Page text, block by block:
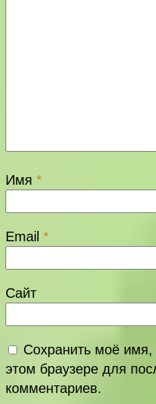
Имя *
Email *
Сайт
Сохранить моё имя,
этом браузере для
комментариев.